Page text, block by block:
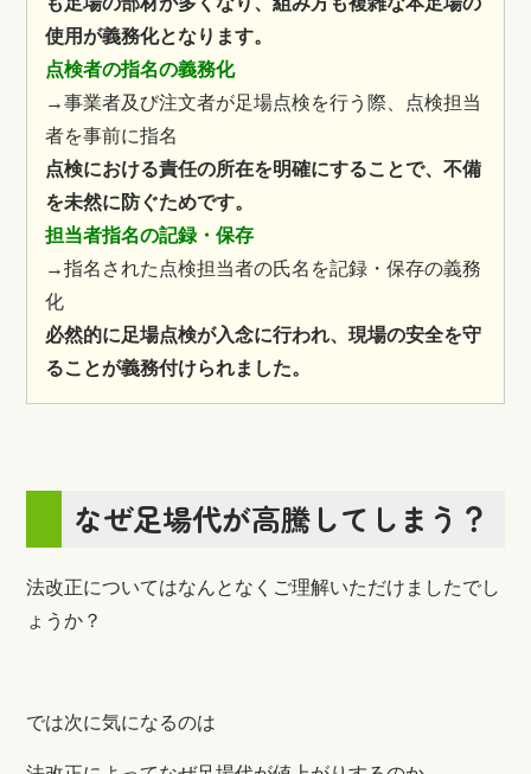
使用が義務化となります。
点検者の指名の義務化
→事業者及び注文者が足場点検を行う際、点検担当
者を事前に指名
点検における責任の所在を明確にすることで、不備
を未然に防ぐためです。
担当者指名の記録・保存
→指名された点検担当者の氏名を記録・保存の義務
化
必然的に足場点検が入念に行われ、現場の安全を守
ることが義務付けられました。
なぜ足場代が高騰してしまう？
法改正についてはなんとなくご理解いただけましたでし
ょうか？
では次に気になるのは